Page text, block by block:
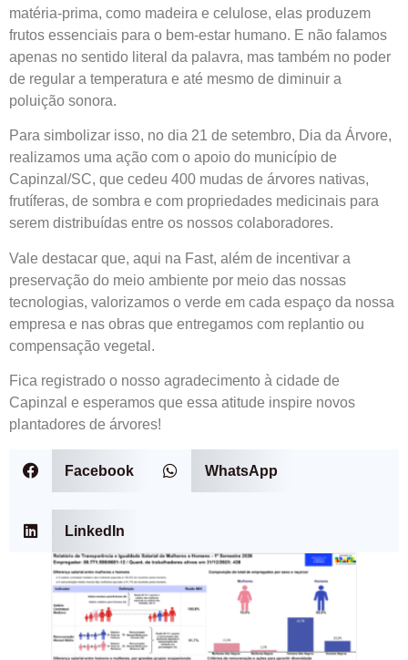
matéria-prima, como madeira e celulose, elas produzem
frutos essenciais para o bem-estar humano. E não falamos
apenas no sentido literal da palavra, mas também no poder
de regular a temperatura e até mesmo de diminuir a
poluição sonora.
Para simbolizar isso, no dia 21 de setembro, Dia da Árvore,
realizamos uma ação com o apoio do município de
Capinzal/SC, que cedeu 400 mudas de árvores nativas,
frutíferas, de sombra e com propriedades medicinais para
serem distribuídas entre os nossos colaboradores.
Vale destacar que, aqui na Fast, além de incentivar a
preservação do meio ambiente por meio das nossas
tecnologias, valorizamos o verde em cada espaço da nossa
empresa e nas obras que entregamos com replantio ou
compensação vegetal.
Fica registrado o nosso agradecimento à cidade de
Capinzal e esperamos que essa atitude inspire novos
plantadores de árvores!
Facebook WhatsApp
LinkedIn